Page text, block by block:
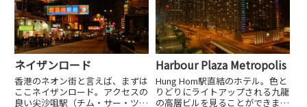
ネイザンロード
香港のネオン街と言えば、まずは
ここネイザンロード。アクセスの
良い尖沙咀駅（チム・サー・ツィ
Harbour Plaza Metropolis
Hung Hom駅直結のホテル。色と
りどりにライトアップされる九龍
の高層ビルを見ることができま